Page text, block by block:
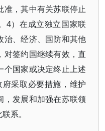
准，其中有关苏联停止
4）在成立独立国家联
治、经济、国防和其他
对签约国继续有效，直
个国家或决定终止上述
采取必要措施，维护
，发展和加强在苏联领
系。